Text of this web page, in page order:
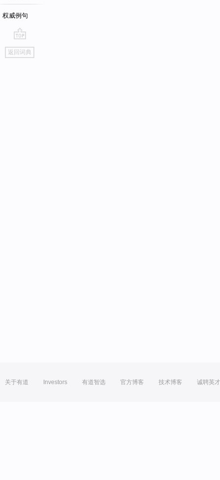
权威例句
go
top
返回词典
关于有道 Investors 有道智选 官方博客 技术博客 诚聘英才